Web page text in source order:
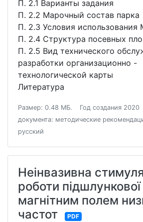
П. 2.1 Варианты задания
П. 2.2 Марочный состав парка
П. 2.3 Условия использования
П. 2.4 Структура посевных
П. 2.5 Вид технического
разработки организационно -
технологической карты
Литература
Размер: 0.48 МБ. Год создания 2020
документа: методические
русский
Неінвазивна
роботи
магнітним полем
частот
PDF